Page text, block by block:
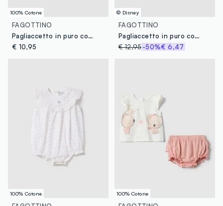
100% Cotone
FAGOTTINO
Pagliaccetto in puro cotone a righe multicolor da neonata con ricamo
€ 10,95
© Disney
FAGOTTINO
Pagliaccetto in puro cotone bianco da neonata con Minnie
€ 12,95 -50%€ 6,47
100% Cotone 100% Cotone